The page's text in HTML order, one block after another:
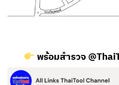
พร้อมสำรวจ